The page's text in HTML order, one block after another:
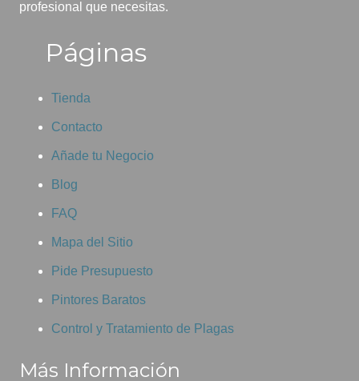
profesional que necesitas.
Páginas
Tienda
Contacto
Añade tu Negocio
Blog
FAQ
Mapa del Sitio
Pide Presupuesto
Pintores Baratos
Control y Tratamiento de Plagas
Más Información